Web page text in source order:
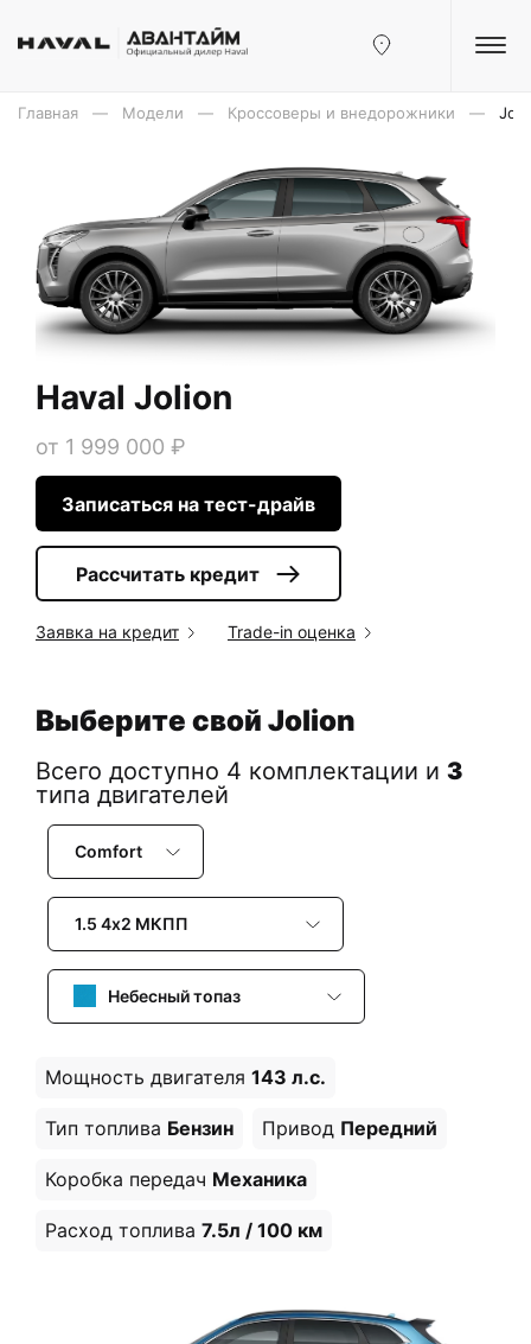
Главная Модели Кроссоверы и внедорожники
Haval Jolion
от 1 999 000 ₽
Записаться на тест-драйв
Рассчитать кредит
Заявка на кредит Trade-in оценка
Выберите свой Jolion
Всего доступно 4 комплектации и 3
типа двигателей
Comfort
1.5 4х2 МКПП
Небесный топаз
Мощность двигателя 143 л.c.
Тип топлива Бензин Привод Передний
Коробка передач Механика
Расход топлива 7.5л / 100 км